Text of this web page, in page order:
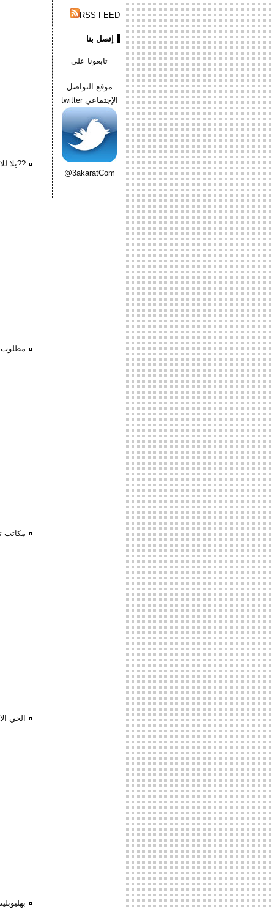
??يلا
مطلوب
مكاتب
الحي
RSS FEED
إتصل بنا
تابعونا علي
موقع التواصل
الإجتماعي twitter
@3akaratCom